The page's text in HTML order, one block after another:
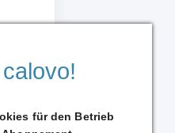
für den Betrieb